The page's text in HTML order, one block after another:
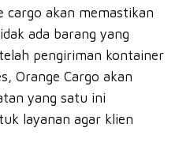
cargo akan memastikan
ada barang yang
pengiriman kontainer
Orange Cargo akan
yang satu ini
layanan agar klien